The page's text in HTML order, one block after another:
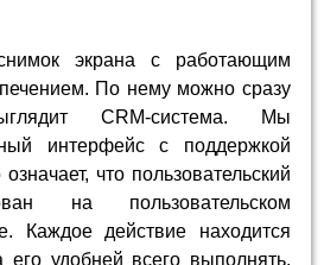
экрана с работающим
По нему можно сразу
CRM-система. Мы
интерфейс с поддержкой
что пользовательский
на пользовательском
Каждое действие находится
его удобней всего выполнять.